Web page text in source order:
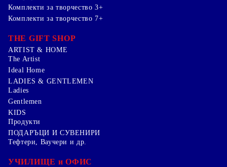
Комплекти за творчество 3+
Комплекти за творчество 7+
THE GIFT SHOP
ARTIST & HOME
The Artist
Ideal Home
LADIES & GENTLEMEN
Ladies
Gentlemen
KIDS
Продукти
ПОДАРЪЦИ И СУВЕНИРИ
Тефтери, Ваучери и др.
УЧИЛИЩЕ и ОФИС